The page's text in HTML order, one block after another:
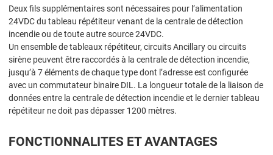
Deux fils supplémentaires sont nécessaires pour l’alimentation
24VDC du tableau répétiteur venant de la centrale de détection
incendie ou de toute autre source 24VDC.
Un ensemble de tableaux répétiteur, circuits Ancillary ou circuits
sirène peuvent être raccordés à la centrale de détection incendie,
jusqu’à 7 éléments de chaque type dont l’adresse est configurée
avec un commutateur binaire DIL. La longueur totale de la liaison de
données entre la centrale de détection incendie et le dernier tableau
répétiteur ne doit pas dépasser 1200 mètres.
FONCTIONNALITES ET AVANTAGES